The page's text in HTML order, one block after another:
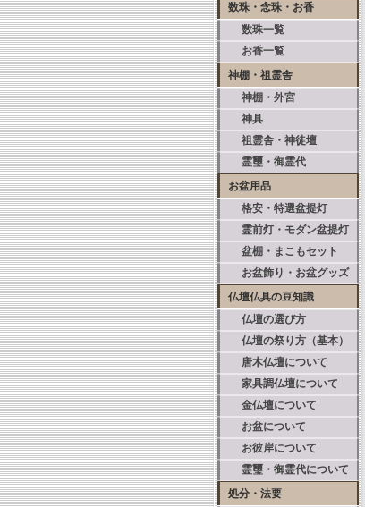
数珠・念珠・お香
数珠一覧
お香一覧
神棚・祖霊舎
神棚・外宮
神具
祖霊舎・神徒壇
霊璽・御霊代
お盆用品
格安・特選盆提灯
霊前灯・モダン盆提灯
盆棚・まこもセット
お盆飾り・お盆グッズ
仏壇仏具の豆知識
仏壇の選び方
仏壇の祭り方（基本）
唐木仏壇について
家具調仏壇について
金仏壇について
お盆について
お彼岸について
霊璽・御霊代について
処分・法要